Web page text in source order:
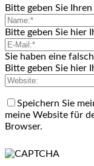
Bitte geben Sie
Bitte geben Sie hier
Sie haben eine
Bitte geben Sie hier
Speichern Sie
meine Website für
Browser.